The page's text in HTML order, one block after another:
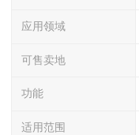
应用领域
可售卖地
功能
适用范围